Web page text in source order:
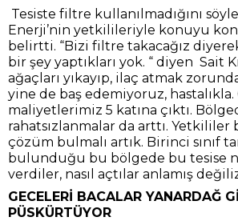
Tesiste filtre kullanılmadığını
Enerji’nin yetkilileriyle konuyu
belirtti. “Bizi filtre takacağız
bir şey yaptıkları yok. “ diyen Sait
ağaçları yıkayıp, ilaç atmak
yine de baş edemiyoruz, hastalıkla.
maliyetlerimiz 5 katına çıktı.
rahatsızlanmalar da arttı.
çözüm bulmalı artık. Birinci sınıf
bulunduğu bu bölgede bu tesise
verdiler, nasıl açtılar anlamış
GECELERİ BACALAR YANARDAĞ
PÜSKÜRTÜYOR